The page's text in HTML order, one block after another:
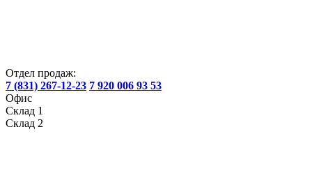
Отдел продаж:
7 (831) 267-12-23 7 920 006 93 53
Офис
Склад 1
Склад 2